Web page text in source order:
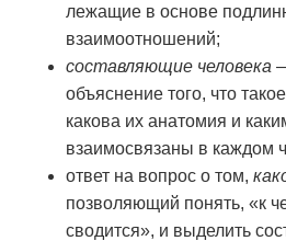
лежащие в основе
взаимоотношений;
составляющие человека
объяснение того, что такое
какова их анатомия и
взаимосвязаны в каждом
ответ на вопрос о том,
позволяющий понять, «к
сводится», и выделить